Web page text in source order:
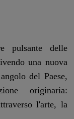
pulsante delle
una nuova
del Paese,
originaria:
l'arte, la